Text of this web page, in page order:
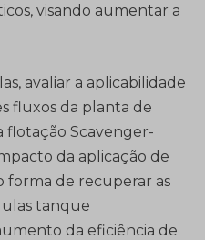
visando aumentar a
avaliar a aplicabilidade
fluxos da planta de
flotação Scavenger-
da aplicação de
forma de recuperar as
tanque
da eficiência de